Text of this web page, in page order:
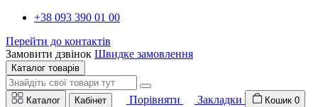
+38 093 390 01 00
Перейти до контактів
Замовити дзвінок Швидке замовлення
Каталог товарів
Каталог Кабінет Порівняти Закладки Кошик 0